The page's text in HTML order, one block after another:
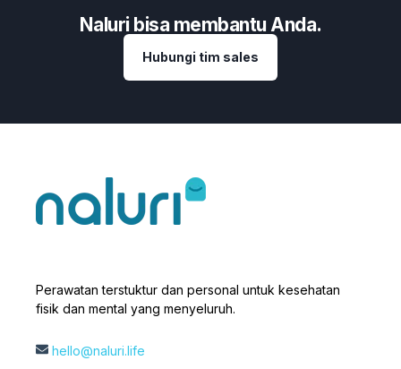
Naluri bisa membantu Anda.
Hubungi tim sales
Perawatan terstuktur dan personal untuk kesehatan
fisik dan mental yang menyeluruh.
hello@naluri.life